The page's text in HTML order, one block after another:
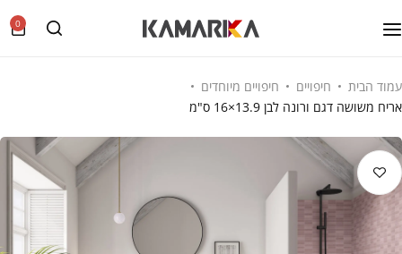
0
עמוד הבית חיפויים
חיפויים מיוחדים
אריח משושה דגם ורונה לבן 13.9×16 ס"מ